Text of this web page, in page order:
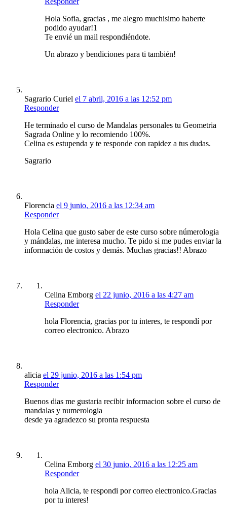
Hola Sofia, gracias , me alegro muchisimo haberte
podido ayudar!1
Te envié un mail respondiéndote.
Un abrazo y bendiciones para ti también!
Sagrario Curiel el 7 abril, 2016 a las 12:52 pm
Responder
He terminado el curso de Mandalas personales tu Geometria
Sagrada Online y lo recomiendo 100%.
Celina es estupenda y te responde con rapidez a tus dudas.
Sagrario
Florencia el 9 junio, 2016 a las 12:34 am
Responder
Hola Celina que gusto saber de este curso sobre númerologia
y mándalas, me interesa mucho. Te pido si me pudes enviar la
información de costos y demás. Muchas gracias!! Abrazo
Celina Emborg el 22 junio, 2016 a las 4:27 am
Responder
hola Florencia, gracias por tu interes, te respondí por
correo electronico. Abrazo
alicia el 29 junio, 2016 a las 1:54 pm
Responder
Buenos dias me gustaria recibir informacion sobre el curso de
mandalas y numerologia
desde ya agradezco su pronta respuesta
Celina Emborg el 30 junio, 2016 a las 12:25 am
Responder
hola Alicia, te respondi por correo electronico.Gracias
por tu interes!